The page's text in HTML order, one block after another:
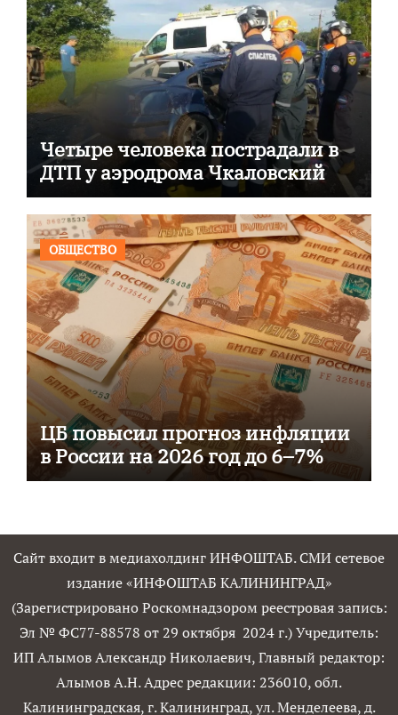
Четыре человека пострадали в
ДТП у аэродрома Чкаловский
ОБЩЕСТВО
ЦБ повысил прогноз инфляции
в России на 2026 год до 6–7%
Сайт входит в медиахолдинг ИНФОШТАБ. СМИ сетевое
издание «ИНФОШТАБ КАЛИНИНГРАД»
(Зарегистрировано Роскомнадзором реестровая запись:
Эл № ФС77-88578 от 29 октября 2024 г.) Учредитель:
ИП Алымов Александр Николаевич, Главный редактор:
Алымов А.Н. Адрес редакции: 236010, обл.
Калининградская, г. Калининград, ул. Менделеева, д.